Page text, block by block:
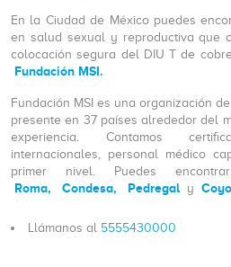
En la Ciudad de México puedes
en salud sexual y reproductiva que
colocación segura del DIU T de
Fundación MSI.
Fundación MSI es una organización
presente en 37 países alrededor del
experiencia. Contamos
internacionales, personal médico
primer nivel. Puedes
Roma, Condesa, Pedregal y
Llámanos al 5555430000